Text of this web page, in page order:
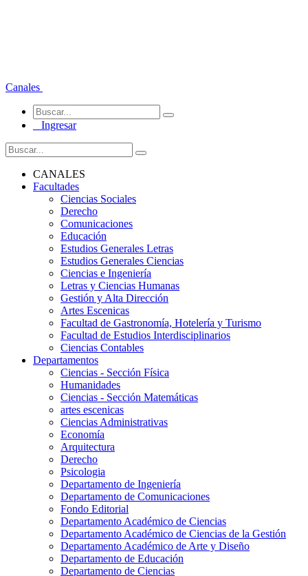
Canales
Ingresar
CANALES
Facultades
Ciencias Sociales
Derecho
Comunicaciones
Educación
Estudios Generales Letras
Estudios Generales Ciencias
Ciencias e Ingeniería
Letras y Ciencias Humanas
Gestión y Alta Dirección
Artes Escenicas
Facultad de Gastronomía, Hotelería y Turismo
Facultad de Estudios Interdisciplinarios
Ciencias Contables
Departamentos
Ciencias - Sección Física
Humanidades
Ciencias - Sección Matemáticas
artes escenicas
Ciencias Administrativas
Economía
Arquitectura
Derecho
Psicologia
Departamento de Ingeniería
Departamento de Comunicaciones
Fondo Editorial
Departamento Académico de Ciencias
Departamento Académico de Ciencias de la Gestión
Departamento Académico de Arte y Diseño
Departamento de Educación
Departamento de Ciencias